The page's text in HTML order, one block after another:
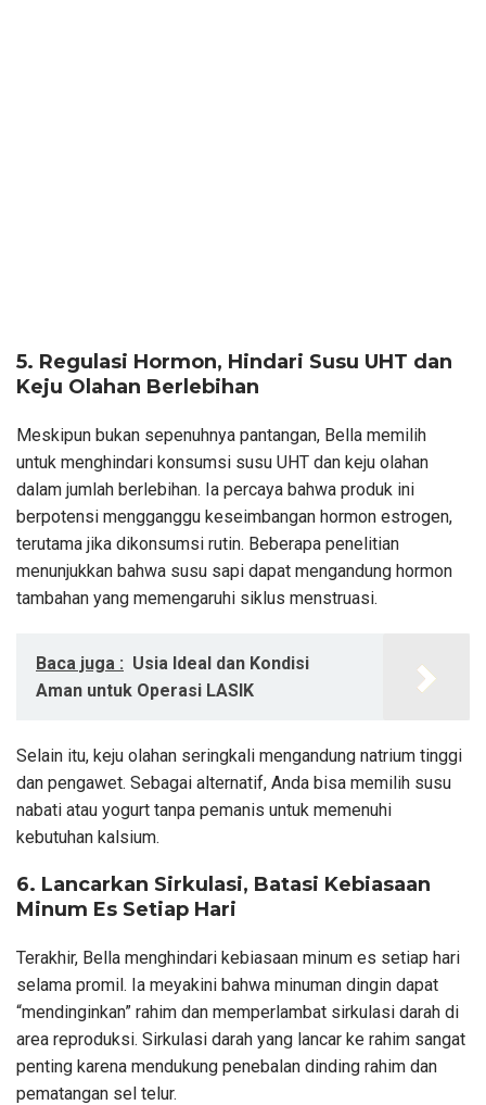
5. Regulasi Hormon, Hindari Susu UHT dan
Keju Olahan Berlebihan
Meskipun bukan sepenuhnya pantangan, Bella memilih
untuk menghindari konsumsi susu UHT dan keju olahan
dalam jumlah berlebihan. Ia percaya bahwa produk ini
berpotensi mengganggu keseimbangan hormon estrogen,
terutama jika dikonsumsi rutin. Beberapa penelitian
menunjukkan bahwa susu sapi dapat mengandung hormon
tambahan yang memengaruhi siklus menstruasi.
Baca juga : Usia Ideal dan Kondisi
Aman untuk Operasi LASIK
Selain itu, keju olahan seringkali mengandung natrium tinggi
dan pengawet. Sebagai alternatif, Anda bisa memilih susu
nabati atau yogurt tanpa pemanis untuk memenuhi
kebutuhan kalsium.
6. Lancarkan Sirkulasi, Batasi Kebiasaan
Minum Es Setiap Hari
Terakhir, Bella menghindari kebiasaan minum es setiap hari
selama promil. Ia meyakini bahwa minuman dingin dapat
“mendinginkan” rahim dan memperlambat sirkulasi darah di
area reproduksi. Sirkulasi darah yang lancar ke rahim sangat
penting karena mendukung penebalan dinding rahim dan
pematangan sel telur.